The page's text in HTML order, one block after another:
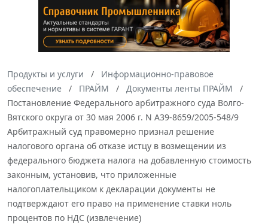
Продукты и услуги
Информационно-правовое
обеспечение
ПРАЙМ
Документы ленты ПРАЙМ
Постановление Федерального арбитражного суда Волго-
Вятского округа от 30 мая 2006 г. N А39-8659/2005-548/9
Арбитражный суд правомерно признал решение
налогового органа об отказе истцу в возмещении из
федерального бюджета налога на добавленную стоимость
законным, установив, что приложенные
налогоплательщиком к декларации документы не
подтверждают его право на применение ставки ноль
процентов по НДС (извлечение)